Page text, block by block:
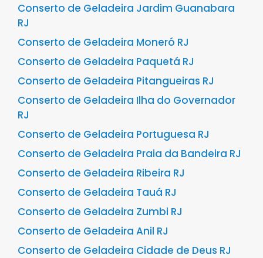
Conserto de Geladeira Jardim Guanabara
RJ
Conserto de Geladeira Moneró RJ
Conserto de Geladeira Paquetá RJ
Conserto de Geladeira Pitangueiras RJ
Conserto de Geladeira Ilha do Governador
RJ
Conserto de Geladeira Portuguesa RJ
Conserto de Geladeira Praia da Bandeira RJ
Conserto de Geladeira Ribeira RJ
Conserto de Geladeira Tauá RJ
Conserto de Geladeira Zumbi RJ
Conserto de Geladeira Anil RJ
Conserto de Geladeira Cidade de Deus RJ